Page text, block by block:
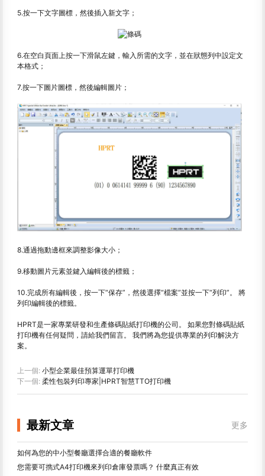
5.按一下文字圖標，然後插入新文字；
6.在空白頁面上按一下滑鼠左鍵，輸入所需的文字，並在狀態列中設定文
本格式；
7.按一下圖片圖標，然後編輯圖片；
8.通過拖動邊框來調整影像大小；
9.移動圖片元素並鍵入編輯後的標籤；
10.完成所有編輯後，按一下“保存”，然後選擇“檔案”並按一下“列印”。 將
列印編輯後的標籤。
HPRT是一家專業研發和生產條碼貼紙打印機的公司。 如果您對條碼貼紙
打印機有任何疑問，請給我們留言。 我們將為您提供專業的列印解決方
案。
上一個: 小型企業最佳預算運單打印機
下一個: 柔性包裝列印專家|HPRT智慧TTO打印機
最新文章 更多
如何為您的中小型餐廳選擇合適的餐廳軟件
您需要可擕式A4打印機來列印倉庫發票嗎？ 什麼真正有效